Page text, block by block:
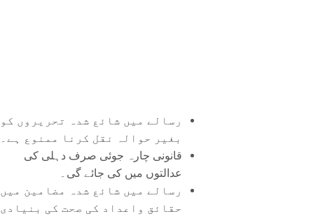
رسالے میں شائع شدہ تحریروں کو
بغیر حوالہ نقل کرنا ممنوع ہے۔
قانونی چارہ جوئی صرف دہلی کی
عدالتوں میں کی جائے گی۔
رسالے میں شائع شدہ مضامین میں
حقائق واعداد کی صحت کی بنیادی